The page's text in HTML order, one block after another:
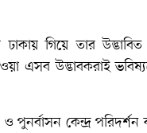
গিয়ে তার উদ্ভাবিত
এসব উদ্ভাবকরাই
কেন্দ্র পরিদর্শন